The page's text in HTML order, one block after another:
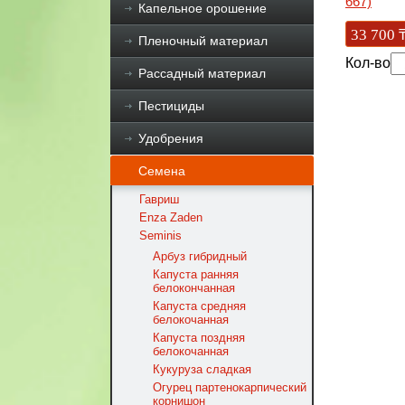
Капельное орошение
Пленочный материал
Рассадный материал
Пестициды
Удобрения
Семена
Гавриш
Enza Zaden
Seminis
Арбуз гибридный
Капуста ранняя
белокончанная
Капуста средняя
белокочанная
Капуста поздняя
белокочанная
Кукуруза сладкая
Огурец партенокарпический
корнишон
33 700
Кол-во